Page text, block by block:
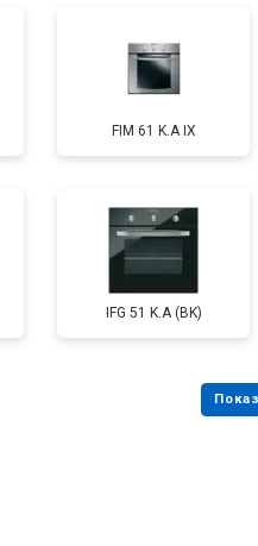
FIM 61 K.A IX
IFG 51 K.A (BK)